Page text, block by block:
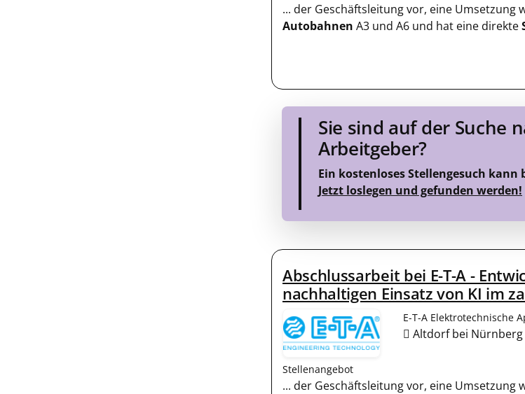
... der Geschäftsleitung vor, eine Umsetzung
Autobahnen A3 und A6 und hat eine direkte
Sie sind auf der Suche
Arbeitgeber?
Ein kostenloses Stellengesuch kann
Jetzt loslegen und gefunden werden!
Abschlussarbeit bei E-T-A -
nachhaltigen Einsatz von KI im
E-T-A Elektrotechnische
Altdorf bei Nürnberg
Stellenangebot
... der Geschäftsleitung vor, eine Umsetzung